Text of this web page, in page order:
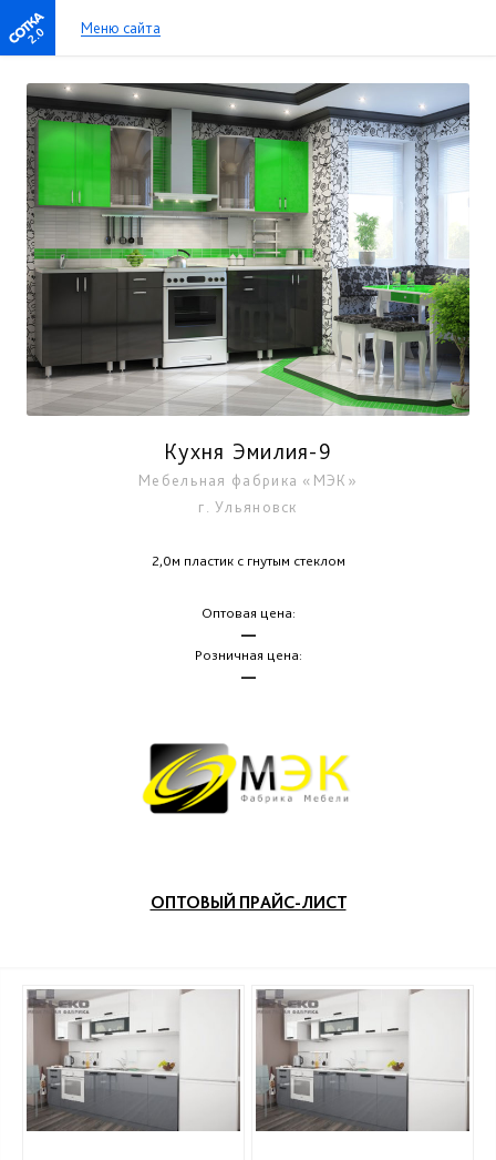
2.0 Меню сайта
Кухня Эмилия-9
Мебельная фабрика «МЭК»
г. Ульяновск
2,0м пластик с гнутым стеклом
Оптовая цена:
—
Розничная цена:
—
ОПТОВЫЙ ПРАЙС-ЛИСТ